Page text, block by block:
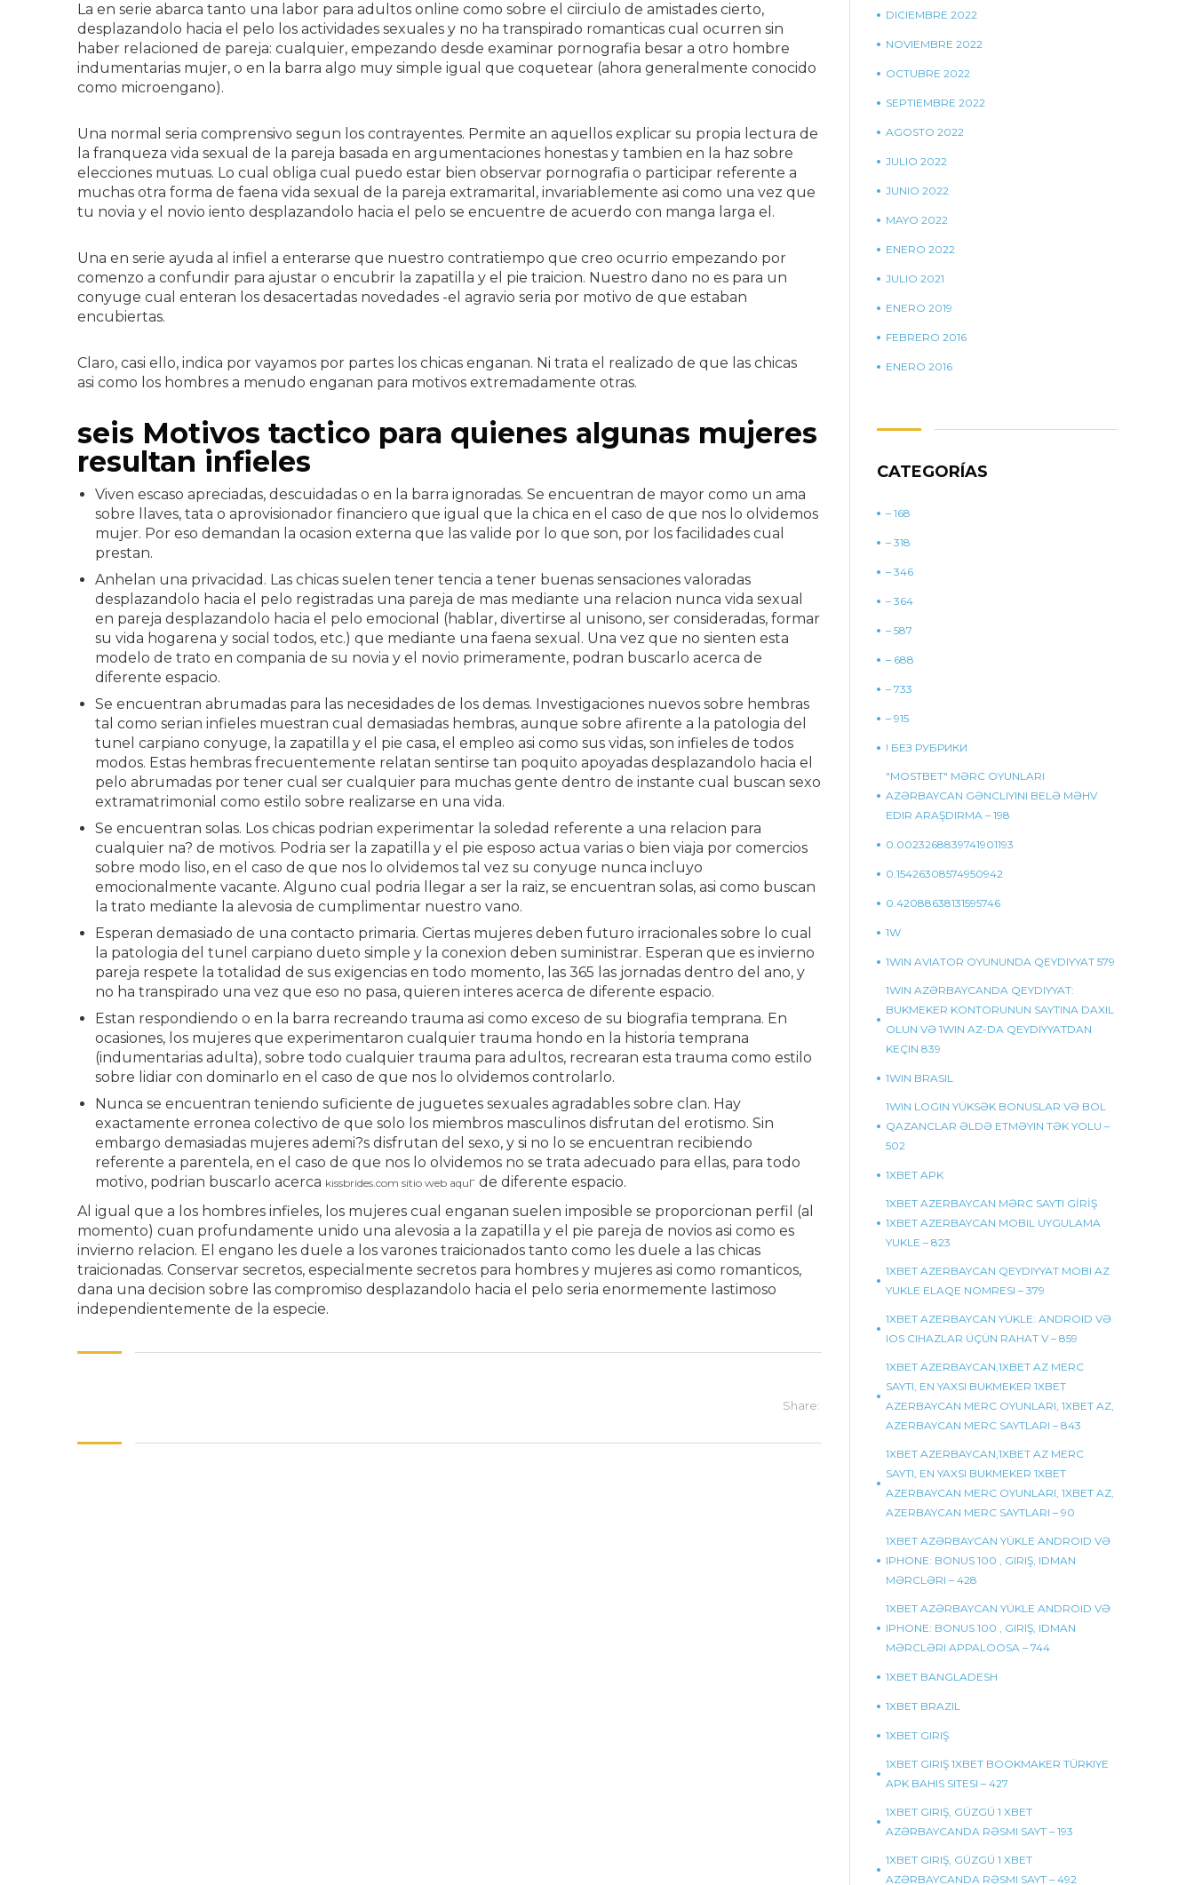
La en serie abarca tanto una labor para adultos online como sobre el ci­irciulo de amistades cierto,
desplazandolo hacia el pelo los actividades sexuales y no ha transpirado romanticas cual ocurren sin
haber relacioned de pareja: cualquier, empezando desde examinar pornografia besar a otro hombre
indumentarias mujer, o en la barra algo muy simple igual que coquetear (ahora generalmente conocido
como microengano).
Una normal seri­a comprensivo segun los contrayentes. Permite an aquellos explicar su propia lectura de
la franqueza vida sexual de la pareja basada en argumentaciones honestas y tambien en la haz sobre
elecciones mutuas. Lo cual obliga cual puedo estar bien observar pornografia o participar referente a
muchas otra forma de faena vida sexual de la pareja extramarital, invariablemente asi­ como una vez que
tu novia y el novio iento desplazandolo hacia el pelo se encuentre de acuerdo con manga larga el.
Una en serie ayuda al infiel a enterarse que nuestro contratiempo que creo ocurrio empezando por
comenzo a confundir para ajustar o encubrir la zapatilla y el pie traicion. Nuestro dano no es para un
conyuge cual enteran los desacertadas novedades -el agravio seri­a por motivo de que estaban
encubiertas.
Claro, casi ello, indica por vayamos por partes los chicas enganan. Ni trata el realizado de que las chicas
asi­ como los hombres a menudo enganan para motivos extremadamente otras.
seis Motivos tactico para quienes algunas mujeres
resultan infieles
Viven escaso apreciadas, descuidadas o en la barra ignoradas. Se encuentran de mayor como un ama
sobre llaves, tata o aprovisionador financiero que igual que la chica en el caso de que nos lo olvidemos
mujer. Por eso demandan la ocasion externa que las valide por lo que son, por los facilidades cual
prestan.
Anhelan una privacidad. Las chicas suelen tener tencia a tener buenas sensaciones valoradas
desplazandolo hacia el pelo registradas una pareja de mas mediante una relacion nunca vida sexual
en pareja desplazandolo hacia el pelo emocional (hablar, divertirse al uni­sono, ser consideradas, formar
su vida hogarena y social todos, etc.) que mediante una faena sexual. Una vez que no sienten esta
modelo de trato en compania de su novia y el novio primeramente, podran buscarlo acerca de
diferente espacio.
Se encuentran abrumadas para las necesidades de los demas. Investigaciones nuevos sobre hembras
tal como serian infieles muestran cual demasiadas hembras, aunque sobre afirente a la patologi­a del
tunel carpiano conyuge, la zapatilla y el pie casa, el empleo asi­ como sus vidas, son infieles de todos
modos. Estas hembras frecuentemente relatan sentirse tan poquito apoyadas desplazandolo hacia el
pelo abrumadas por tener cual ser cualquier para muchas gente dentro de instante cual buscan sexo
extramatrimonial como estilo sobre realizarse en una vida.
Se encuentran solas. Los chicas podrian experimentar la soledad referente a una relacion para
cualquier na? de motivos. Podri­a ser la zapatilla y el pie esposo actua varias o bien viaja por comercios
sobre modo liso, en el caso de que nos lo olvidemos tal vez su conyuge nunca incluyo
emocionalmente vacante. Alguno cual podri­a llegar a ser la raiz, se encuentran solas, asi­ como buscan
la trato mediante la alevosia de cumplimentar nuestro vano.
Esperan demasiado de una contacto primaria. Ciertas mujeres deben futuro irracionales sobre lo cual
la patologi­a del tunel carpiano dueto simple y la conexion deben suministrar. Esperan que es invierno
pareja respete la totalidad de sus exigencias en todo momento, las 365 las jornadas dentro del ano, y
no ha transpirado una vez que eso no pasa, quieren interes acerca de diferente espacio.
Estan respondiendo o en la barra recreando trauma asi­ como exceso de su biografia temprana. En
ocasiones, los mujeres que experimentaron cualquier trauma hondo en la historia temprana
(indumentarias adulta), sobre todo cualquier trauma para adultos, recrearan esta trauma como estilo
sobre lidiar con dominarlo en el caso de que nos lo olvidemos controlarlo.
Nunca se encuentran teniendo suficiente de juguetes sexuales agradables sobre clan. Hay
exactamente erronea colectivo de que solo los miembros masculinos disfrutan del erotismo. Sin
embargo demasiadas mujeres ademi?s disfrutan del sexo, y si no lo se encuentran recibiendo
referente a parentela, en el caso de que nos lo olvidemos no se trata adecuado para ellas, para todo
motivo, podrian buscarlo acerca kissbrides.com sitio web aquГ­ de diferente espacio.
Al igual que a los hombres infieles, los mujeres cual enganan suelen imposible se proporcionan perfil (al
momento) cuan profundamente unido una alevosia a la zapatilla y el pie pareja de novios asi­ como es
invierno relacion. El engano les duele a los varones traicionados tanto como les duele a las chicas
traicionadas. Conservar secretos, especialmente secretos para hombres y mujeres asi­ como romanticos,
dana una decision sobre las compromiso desplazandolo hacia el pelo seri­a enormemente lastimoso
independientemente de la especie.
Share:
DICIEMBRE 2022
NOVIEMBRE 2022
OCTUBRE 2022
SEPTIEMBRE 2022
AGOSTO 2022
JULIO 2022
JUNIO 2022
MAYO 2022
ENERO 2022
JULIO 2021
ENERO 2019
FEBRERO 2016
ENERO 2016
CATEGORÍAS
– 168
– 318
– 346
– 364
– 587
– 688
– 733
– 915
! БЕЗ РУБРИКИ
"MOSTBET" MƏRC OYUNLARI
AZƏRBAYCAN GƏNCLIYINI BELƏ MƏHV
EDIR ARAŞDIRMA – 198
0.0023268839741901193
0.15426308574950942
0.42088638131595746
1W
1WIN AVIATOR OYUNUNDA QEYDIYYAT 579
1WIN AZƏRBAYCANDA QEYDIYYAT:
BUKMEKER KONTORUNUN SAYTINA DAXIL
OLUN VƏ 1WIN AZ-DA QEYDIYYATDAN
KEÇIN 839
1WIN BRASIL
1WIN LOGIN YÜKSƏK BONUSLAR VƏ BOL
QAZANCLAR ƏLDƏ ETMƏYIN TƏK YOLU –
502
1XBET APK
1XBET AZERBAYCAN MƏRC SAYTI GİRİŞ
1XBET AZERBAYCAN MOBIL UYGULAMA
YUKLE – 823
1XBET AZERBAYCAN QEYDIYYAT MOBI AZ
YUKLE ELAQE NOMRESI – 379
1XBET AZERBAYCAN YÜKLE: ANDROID VƏ
IOS CIHAZLAR ÜÇÜN RAHAT V – 859
1XBET AZERBAYCAN,1XBET AZ MERC
SAYTI, EN YAXSI BUKMEKER 1XBET
AZERBAYCAN MERC OYUNLARI, 1XBET AZ,
AZERBAYCAN MERC SAYTLARI – 843
1XBET AZERBAYCAN,1XBET AZ MERC
SAYTI, EN YAXSI BUKMEKER 1XBET
AZERBAYCAN MERC OYUNLARI, 1XBET AZ,
AZERBAYCAN MERC SAYTLARI – 90
1XBET AZƏRBAYCAN YÜKLE ANDROID VƏ
IPHONE: BONUS 100 , GIRIŞ, IDMAN
MƏRCLƏRI – 428
1XBET AZƏRBAYCAN YÜKLE ANDROID VƏ
IPHONE: BONUS 100 , GIRIŞ, IDMAN
MƏRCLƏRI APPALOOSA – 744
1XBET BANGLADESH
1XBET BRAZIL
1XBET GIRIŞ
1XBET GIRIŞ 1XBET BOOKMAKER TÜRKIYE
APK BAHIS SITESI – 427
1XBET GIRIŞ, GÜZGÜ 1 XBET
AZƏRBAYCANDA RƏSMI SAYT – 193
1XBET GIRIŞ, GÜZGÜ 1 XBET
AZƏRBAYCANDA RƏSMI SAYT – 492